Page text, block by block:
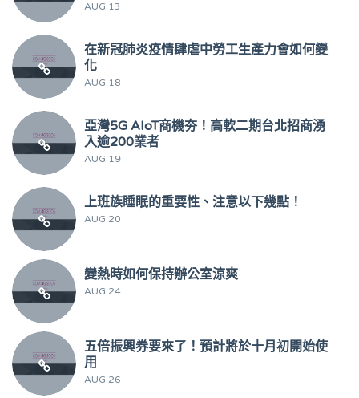
AUG 13
在新冠肺炎疫情肆虐中勞工生產力會如何變
化
AUG 18
亞灣5G AIoT商機夯！高軟二期台北招商湧
入逾200業者
AUG 19
上班族睡眠的重要性、注意以下幾點！
AUG 20
變熱時如何保持辦公室涼爽
AUG 24
五倍振興券要來了！預計將於十月初開始使
用
AUG 26